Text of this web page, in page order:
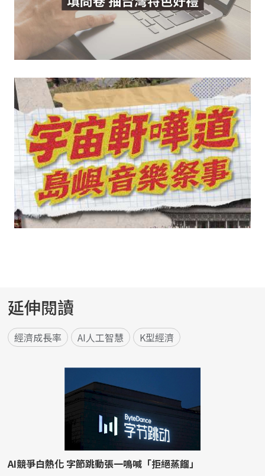
延伸閱讀
經濟成長率 AI人工智慧 K型經濟
AI競爭白熱化 字節跳動張一鳴喊「拒絕蒸餾」